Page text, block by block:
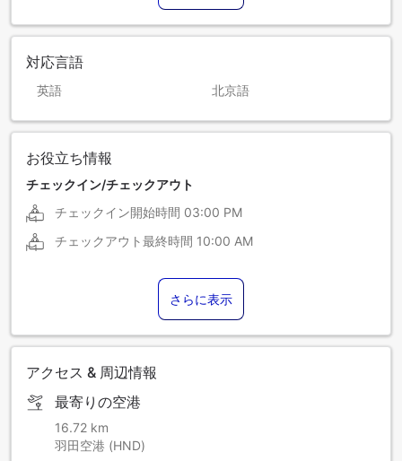
対応言語
英語 北京語
お役立ち情報
チェックイン/チェックアウト
チェックイン開始時間 03:00 PM
チェックアウト最終時間 10:00 AM
さらに表示
アクセス & 周辺情報
最寄りの空港
16.72 km
羽田空港 (HND)